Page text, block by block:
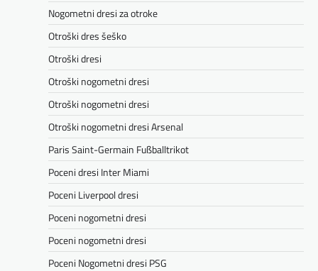
Nogometni dresi za otroke
Otroški dres šeško
Otroški dresi
Otroški nogometni dresi
Otroški nogometni dresi
Otroški nogometni dresi Arsenal
Paris Saint-Germain Fußballtrikot
Poceni dresi Inter Miami
Poceni Liverpool dresi
Poceni nogometni dresi
Poceni nogometni dresi
Poceni Nogometni dresi PSG